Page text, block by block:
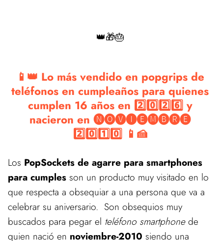
👑🎁🎂
📱👑 Lo más vendido en popgrips de
teléfonos en cumpleaños para quienes
cumplen 16 años en 2️⃣0️⃣2️⃣6️⃣ y
nacieron en 🅝🅞🅥🅘🅔🅜🅑🅡🅔
2️⃣0️⃣1️⃣0️⃣ 📱🍰
Los PopSockets de agarre para smartphones
para cumples son un producto muy visitado en lo
que respecta a obsequiar a una persona que va a
celebrar su aniversario. Son obsequios muy
buscados para pegar el teléfono smartphonede
quien nació en noviembre-2010 siendo una